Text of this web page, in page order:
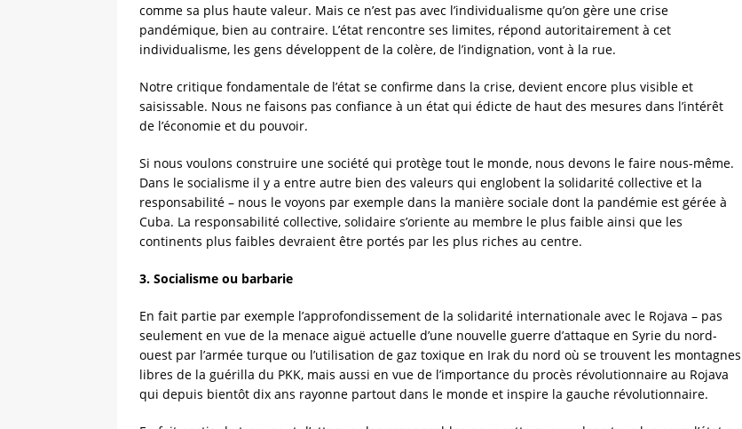
comme sa plus haute valeur. Mais ce n’est pas avec l’individualisme qu’on gère une crise
pandémique, bien au contraire. L’état rencontre ses limites, répond autoritairement à cet
individualisme, les gens développent de la colère, de l’indignation, vont à la rue.
Notre critique fondamentale de l’état se confirme dans la crise, devient encore plus visible et
saisissable. Nous ne faisons pas confiance à un état qui édicte de haut des mesures dans l’intérêt
de l’économie et du pouvoir.
Si nous voulons construire une société qui protège tout le monde, nous devons le faire nous-même.
Dans le socialisme il y a entre autre bien des valeurs qui englobent la solidarité collective et la
responsabilité – nous le voyons par exemple dans la manière sociale dont la pandémie est gérée à
Cuba. La responsabilité collective, solidaire s’oriente au membre le plus faible ainsi que les
continents plus faibles devraient être portés par les plus riches au centre.
3. Socialisme ou barbarie
En fait partie par exemple l’approfondissement de la solidarité internationale avec le Rojava – pas
seulement en vue de la menace aiguë actuelle d’une nouvelle guerre d’attaque en Syrie du nord-
ouest par l’armée turque ou l’utilisation de gaz toxique en Irak du nord où se trouvent les montagnes
libres de la guérilla du PKK, mais aussi en vue de l’importance du procès révolutionnaire au Rojava
qui depuis bientôt dix ans rayonne partout dans le monde et inspire la gauche révolutionnaire.